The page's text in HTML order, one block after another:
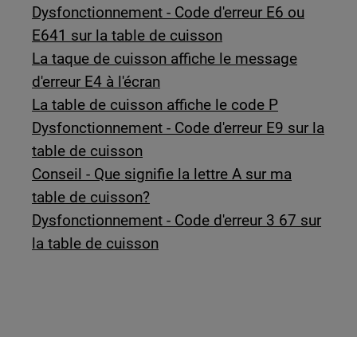
Dysfonctionnement - Code d'erreur E6 ou
E641 sur la table de cuisson
La taque de cuisson affiche le message
d'erreur E4 à l'écran
La table de cuisson affiche le code P
Dysfonctionnement - Code d'erreur E9 sur la
table de cuisson
Conseil - Que signifie la lettre A sur ma
table de cuisson?
Dysfonctionnement - Code d'erreur 3 67 sur
la table de cuisson